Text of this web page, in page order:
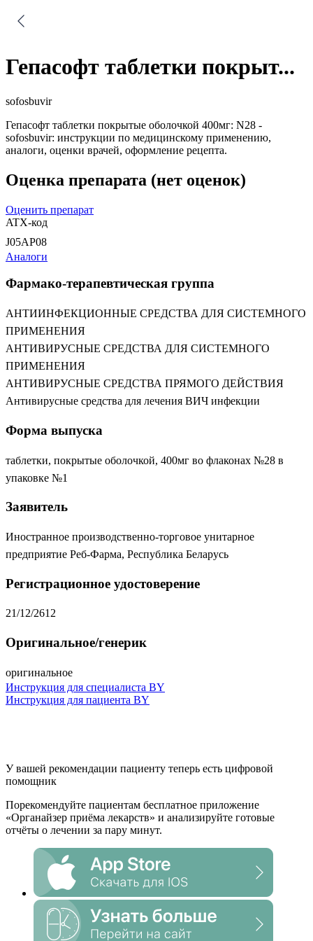
Гепасофт таблетки покрыт...
sofosbuvir
Гепасофт таблетки покрытые оболочкой 400мг: N28 -
sofosbuvir: инструкции по медицинскому применению,
аналоги, оценки врачей, оформление рецепта.
Оценка препарата (нет оценок)
Оценить препарат
ATX-код
J05AP08
Аналоги
Фармако-терапевтическая группа
АНТИИНФЕКЦИОННЫЕ СРЕДСТВА ДЛЯ СИСТЕМНОГО
ПРИМЕНЕНИЯ
АНТИВИРУСНЫЕ СРЕДСТВА ДЛЯ СИСТЕМНОГО
ПРИМЕНЕНИЯ
АНТИВИРУСНЫЕ СРЕДСТВА ПРЯМОГО ДЕЙСТВИЯ
Антивирусные средства для лечения ВИЧ инфекции
Форма выпуска
таблетки, покрытые оболочкой, 400мг во флаконах №28 в
упаковке №1
Заявитель
Иностранное производственно-торговое унитарное
предприятие Реб-Фарма, Республика Беларусь
Регистрационное удостоверение
21/12/2612
Оригинальное/генерик
оригинальное
Инструкция для специалиста BY
Инструкция для пациента BY
У вашей рекомендации пациенту теперь есть цифровой
помощник
Порекомендуйте пациентам бесплатное приложение
«Органайзер приёма лекарств» и анализируйте готовые
отчёты о лечении за пару минут.